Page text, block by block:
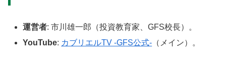
運営者: 市川雄一郎（投資教育家、GFS校長）。
YouTube: カブリエルTV -GFS公式- （メイン）。